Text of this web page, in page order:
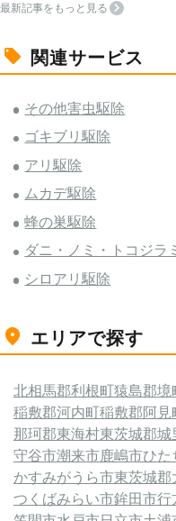
最新記事をもっと見る
関連サービス
その他害虫駆除
ゴキブリ駆除
アリ駆除
ムカデ駆除
蜂の巣駆除
ダニ・ノミ・トコジラ
シロアリ駆除
エリアで探す
北相馬郡利根町猿島郡境
稲敷郡河内町稲敷郡阿見
那珂郡東海村東茨城郡城
守谷市潮来市鹿嶋市ひた
かすみがうら市東茨城郡
つくばみらい市鉾田市行